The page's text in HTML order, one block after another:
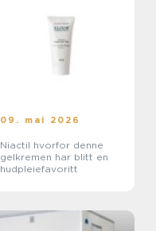
09. mai 2026
Niactil hvorfor denne
gelkremen har blitt en
hudpleiefavoritt